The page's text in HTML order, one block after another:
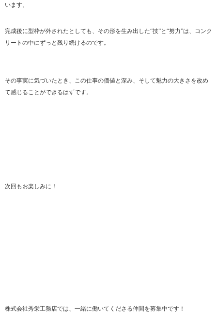
います。
完成後に型枠が外されたとしても、その形を生み出した“技”と“努力”は、コンク
リートの中にずっと残り続けるのです。
その事実に気づいたとき、この仕事の価値と深み、そして魅力の大きさを改め
て感じることができるはずです。
次回もお楽しみに！
株式会社秀栄工務店では、一緒に働いてくださる仲間を募集中です！